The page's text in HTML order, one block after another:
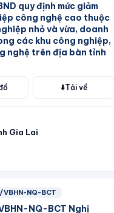
quy định mức giảm
công nghệ cao thuộc
nhỏ và vừa, doanh
các khu công nghiệp,
nghệ trên địa bàn tỉnh
⬇️Tải về
Gia Lai
NQ-BCT
NQ-BCT Nghị